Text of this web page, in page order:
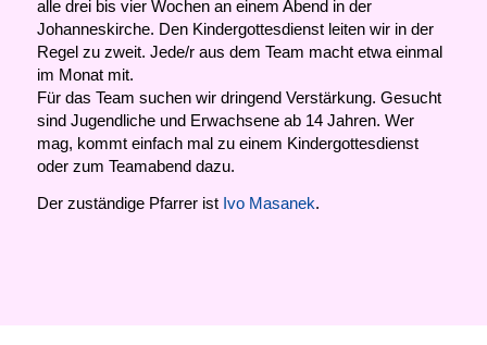
alle drei bis vier Wochen an einem Abend in der
Johanneskirche. Den Kindergottesdienst leiten wir in der
Regel zu zweit. Jede/r aus dem Team macht etwa einmal
im Monat mit.
Für das Team suchen wir dringend Verstärkung. Gesucht
sind Jugendliche und Erwachsene ab 14 Jahren. Wer
mag, kommt einfach mal zu einem Kindergottesdienst
oder zum Teamabend dazu.
Der zuständige Pfarrer ist Ivo Masanek.